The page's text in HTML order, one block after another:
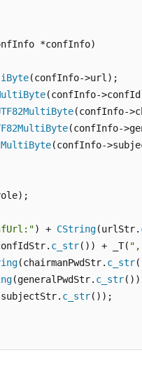
*confInfo)
(confInfo->url);
(confInfo-
(confInfo-
(confInfo-
(confInfo-
) + CString(urlStr.
c_str()) + _T( ",
(chairmanPwdStr. c_str
(generalPwdStr. c_str())
c_str());